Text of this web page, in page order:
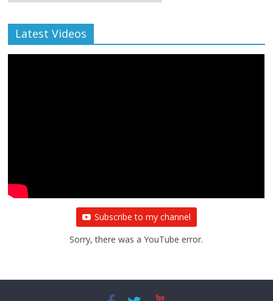
Archive
Latest Videos
Subscribe to my channel
Sorry, there was a YouTube error.